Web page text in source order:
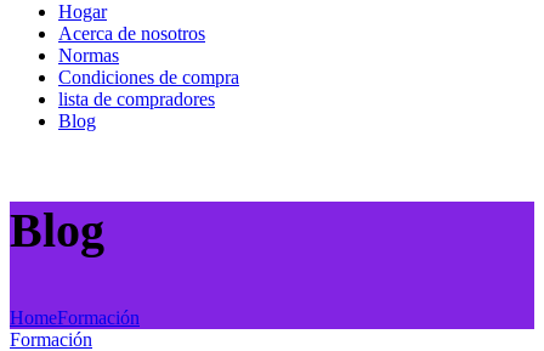
Hogar
Acerca de nosotros
Normas
Condiciones de compra
lista de compradores
Blog
Blog
HomeFormación
Formación